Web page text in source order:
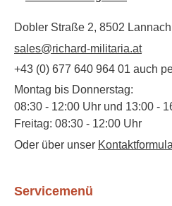
Dobler Straße 2, 8502 Lannach
sales@richard-militaria.at
+43 (0) 677 640 964 01 auch
Montag bis Donnerstag:
08:30 - 12:00 Uhr und 13:00 -
Freitag: 08:30 - 12:00 Uhr
Oder über unser
Servicemenü